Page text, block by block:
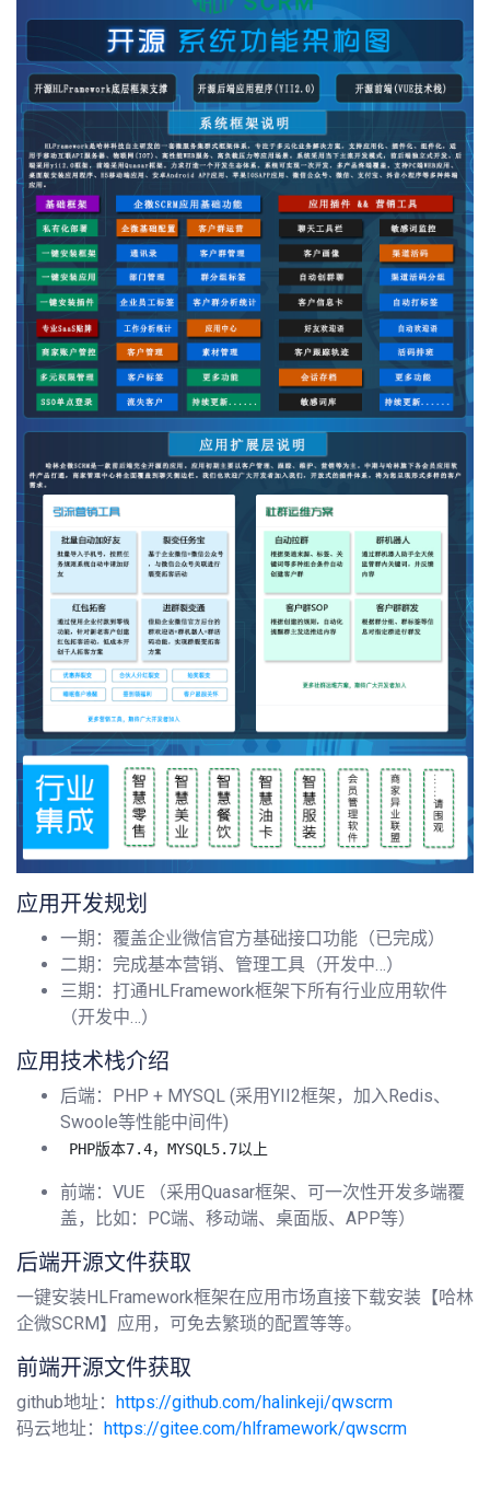
应用开发规划
一期：覆盖企业微信官方基础接口功能（已完成）
二期：完成基本营销、管理工具（开发中…）
三期：打通HLFramework框架下所有行业应用软件
（开发中…）
应用技术栈介绍
后端：PHP + MYSQL (采用YII2框架，加入Redis、
Swoole等性能中间件)
前端：VUE （采用Quasar框架、可一次性开发多端覆
盖，比如：PC端、移动端、桌面版、APP等）
后端开源文件获取
一键安装HLFramework框架在应用市场直接下载安装【哈林
企微SCRM】应用，可免去繁琐的配置等等。
前端开源文件获取
github地址： https://github.com/halinkeji/qwscrm
码云地址： https://gitee.com/hlframework/qwscrm